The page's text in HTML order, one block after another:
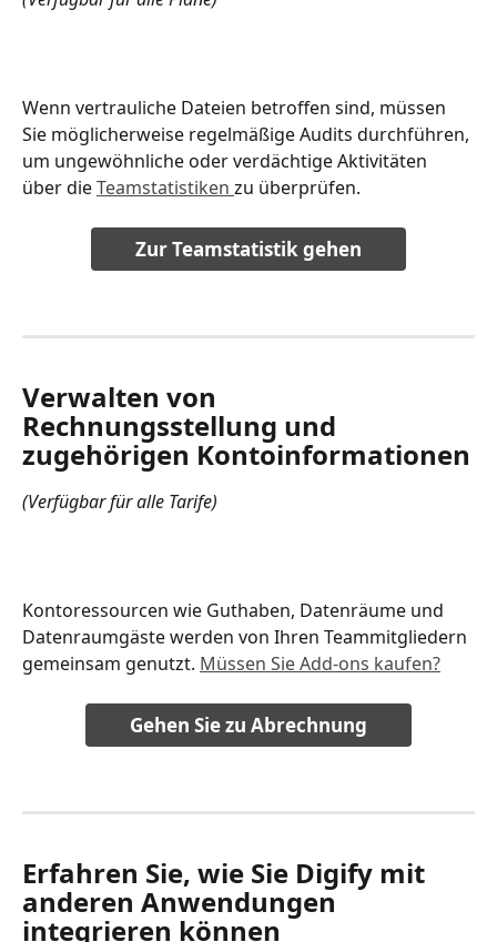
Wenn vertrauliche Dateien betroffen sind, müssen
Sie möglicherweise regelmäßige Audits durchführen,
um ungewöhnliche oder verdächtige Aktivitäten
über die Teamstatistiken zu überprüfen.
Zur Teamstatistik gehen
Verwalten von
Rechnungsstellung und
zugehörigen Kontoinformationen
(Verfügbar für alle Tarife)
Kontoressourcen wie Guthaben, Datenräume und
Datenraumgäste werden von Ihren Teammitgliedern
gemeinsam genutzt. Müssen Sie Add-ons kaufen?
Gehen Sie zu Abrechnung
Erfahren Sie, wie Sie Digify mit
anderen Anwendungen
integrieren können